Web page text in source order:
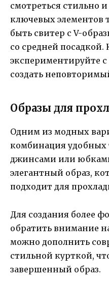
смотреться стильно
ключевых элементов
быть свитер с V-
со средней
экспериментируйте
создать
Образы для
Одним из модных
комбинация удобных
джинсами или
элегантный образ,
подходит для
Для создания более
обратить внимание
можно дополнить
стильной курткой,
завершенный образ.